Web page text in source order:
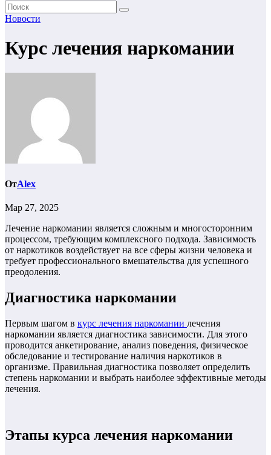
Новости
Курс лечения наркомании
ОтAlex
Мар 27, 2025
Лечение наркомании является сложным и многосторонним
процессом, требующим комплексного подхода. Зависимость
от наркотиков воздействует на все сферы жизни человека и
требует профессионального вмешательства для успешного
преодоления.
Диагностика наркомании
Первым шагом в курс лечения наркомании лечения
наркомании является диагностика зависимости. Для этого
проводится анкетирование, анализ поведения, физическое
обследование и тестирование наличия наркотиков в
организме. Правильная диагностика позволяет определить
степень наркомании и выбрать наиболее эффективные методы
лечения.
Этапы курса лечения наркомании